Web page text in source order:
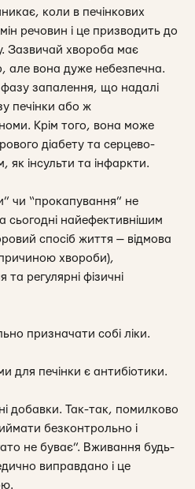
коли в печінкових
речовин і це призводить до
Зазвичай хвороба має
але вона дуже небезпечна.
запалення, що надалі
печінки або ж
Крім того, вона може
діабету та серцево-
інсульти та інфаркти.
чи “прокапування” не
найефективнішим
спосіб життя — відмова
хвороби),
регулярні фізичні
призначати собі ліки.
для печінки є антибіотики.
добавки. Так-так, помилково
безконтрольно і
не буває”. Вживання будь-
виправдано і це